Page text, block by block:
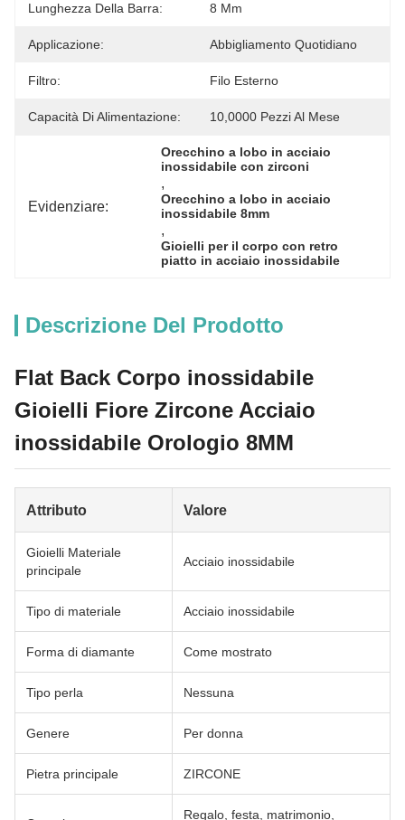
Lunghezza Della Barra: 8 Mm
Applicazione: Abbigliamento Quotidiano
Filtro: Filo Esterno
Capacità Di Alimentazione: 10,0000 Pezzi Al Mese
Evidenziare:
Orecchino a lobo in acciaio
inossidabile con zirconi
,
Orecchino a lobo in acciaio
inossidabile 8mm
,
Gioielli per il corpo con retro
piatto in acciaio inossidabile
Descrizione Del Prodotto
Flat Back Corpo inossidabile
Gioielli Fiore Zircone Acciaio
inossidabile Orologio 8MM
Attributo Valore
Gioielli Materiale
principale
Acciaio inossidabile
Tipo di materiale Acciaio inossidabile
Forma di diamante Come mostrato
Tipo perla Nessuna
Genere Per donna
Pietra principale ZIRCONE
Regalo, festa, matrimonio,